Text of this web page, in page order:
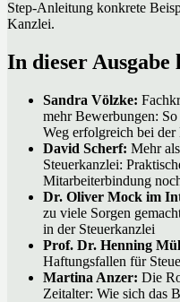
Step-Anleitung konkrete
Kanzlei.
In dieser Ausgabe
Sandra Völzke:
mehr Bewerbungen:
Weg erfolgreich bei der
David Scherf: Mehr
Steuerkanzlei:
Mitarbeiterbindung
Dr. Oliver Mock im
zu viele Sorgen
in der Steuerkanzlei
Prof. Dr. Henning
Haftungsfallen für
Martina Anzer: Die
Zeitalter: Wie sich das